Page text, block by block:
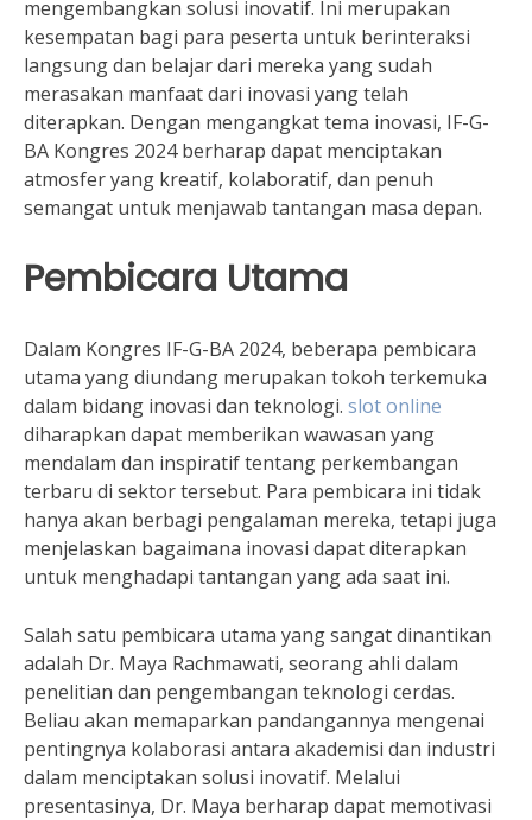
mengembangkan solusi inovatif. Ini merupakan
kesempatan bagi para peserta untuk berinteraksi
langsung dan belajar dari mereka yang sudah
merasakan manfaat dari inovasi yang telah
diterapkan. Dengan mengangkat tema inovasi, IF-G-
BA Kongres 2024 berharap dapat menciptakan
atmosfer yang kreatif, kolaboratif, dan penuh
semangat untuk menjawab tantangan masa depan.
Pembicara Utama
Dalam Kongres IF-G-BA 2024, beberapa pembicara
utama yang diundang merupakan tokoh terkemuka
dalam bidang inovasi dan teknologi. slot online
diharapkan dapat memberikan wawasan yang
mendalam dan inspiratif tentang perkembangan
terbaru di sektor tersebut. Para pembicara ini tidak
hanya akan berbagi pengalaman mereka, tetapi juga
menjelaskan bagaimana inovasi dapat diterapkan
untuk menghadapi tantangan yang ada saat ini.
Salah satu pembicara utama yang sangat dinantikan
adalah Dr. Maya Rachmawati, seorang ahli dalam
penelitian dan pengembangan teknologi cerdas.
Beliau akan memaparkan pandangannya mengenai
pentingnya kolaborasi antara akademisi dan industri
dalam menciptakan solusi inovatif. Melalui
presentasinya, Dr. Maya berharap dapat memotivasi